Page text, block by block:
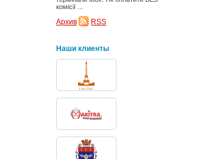
комісії ...
Архив RSS
Наши клиенты